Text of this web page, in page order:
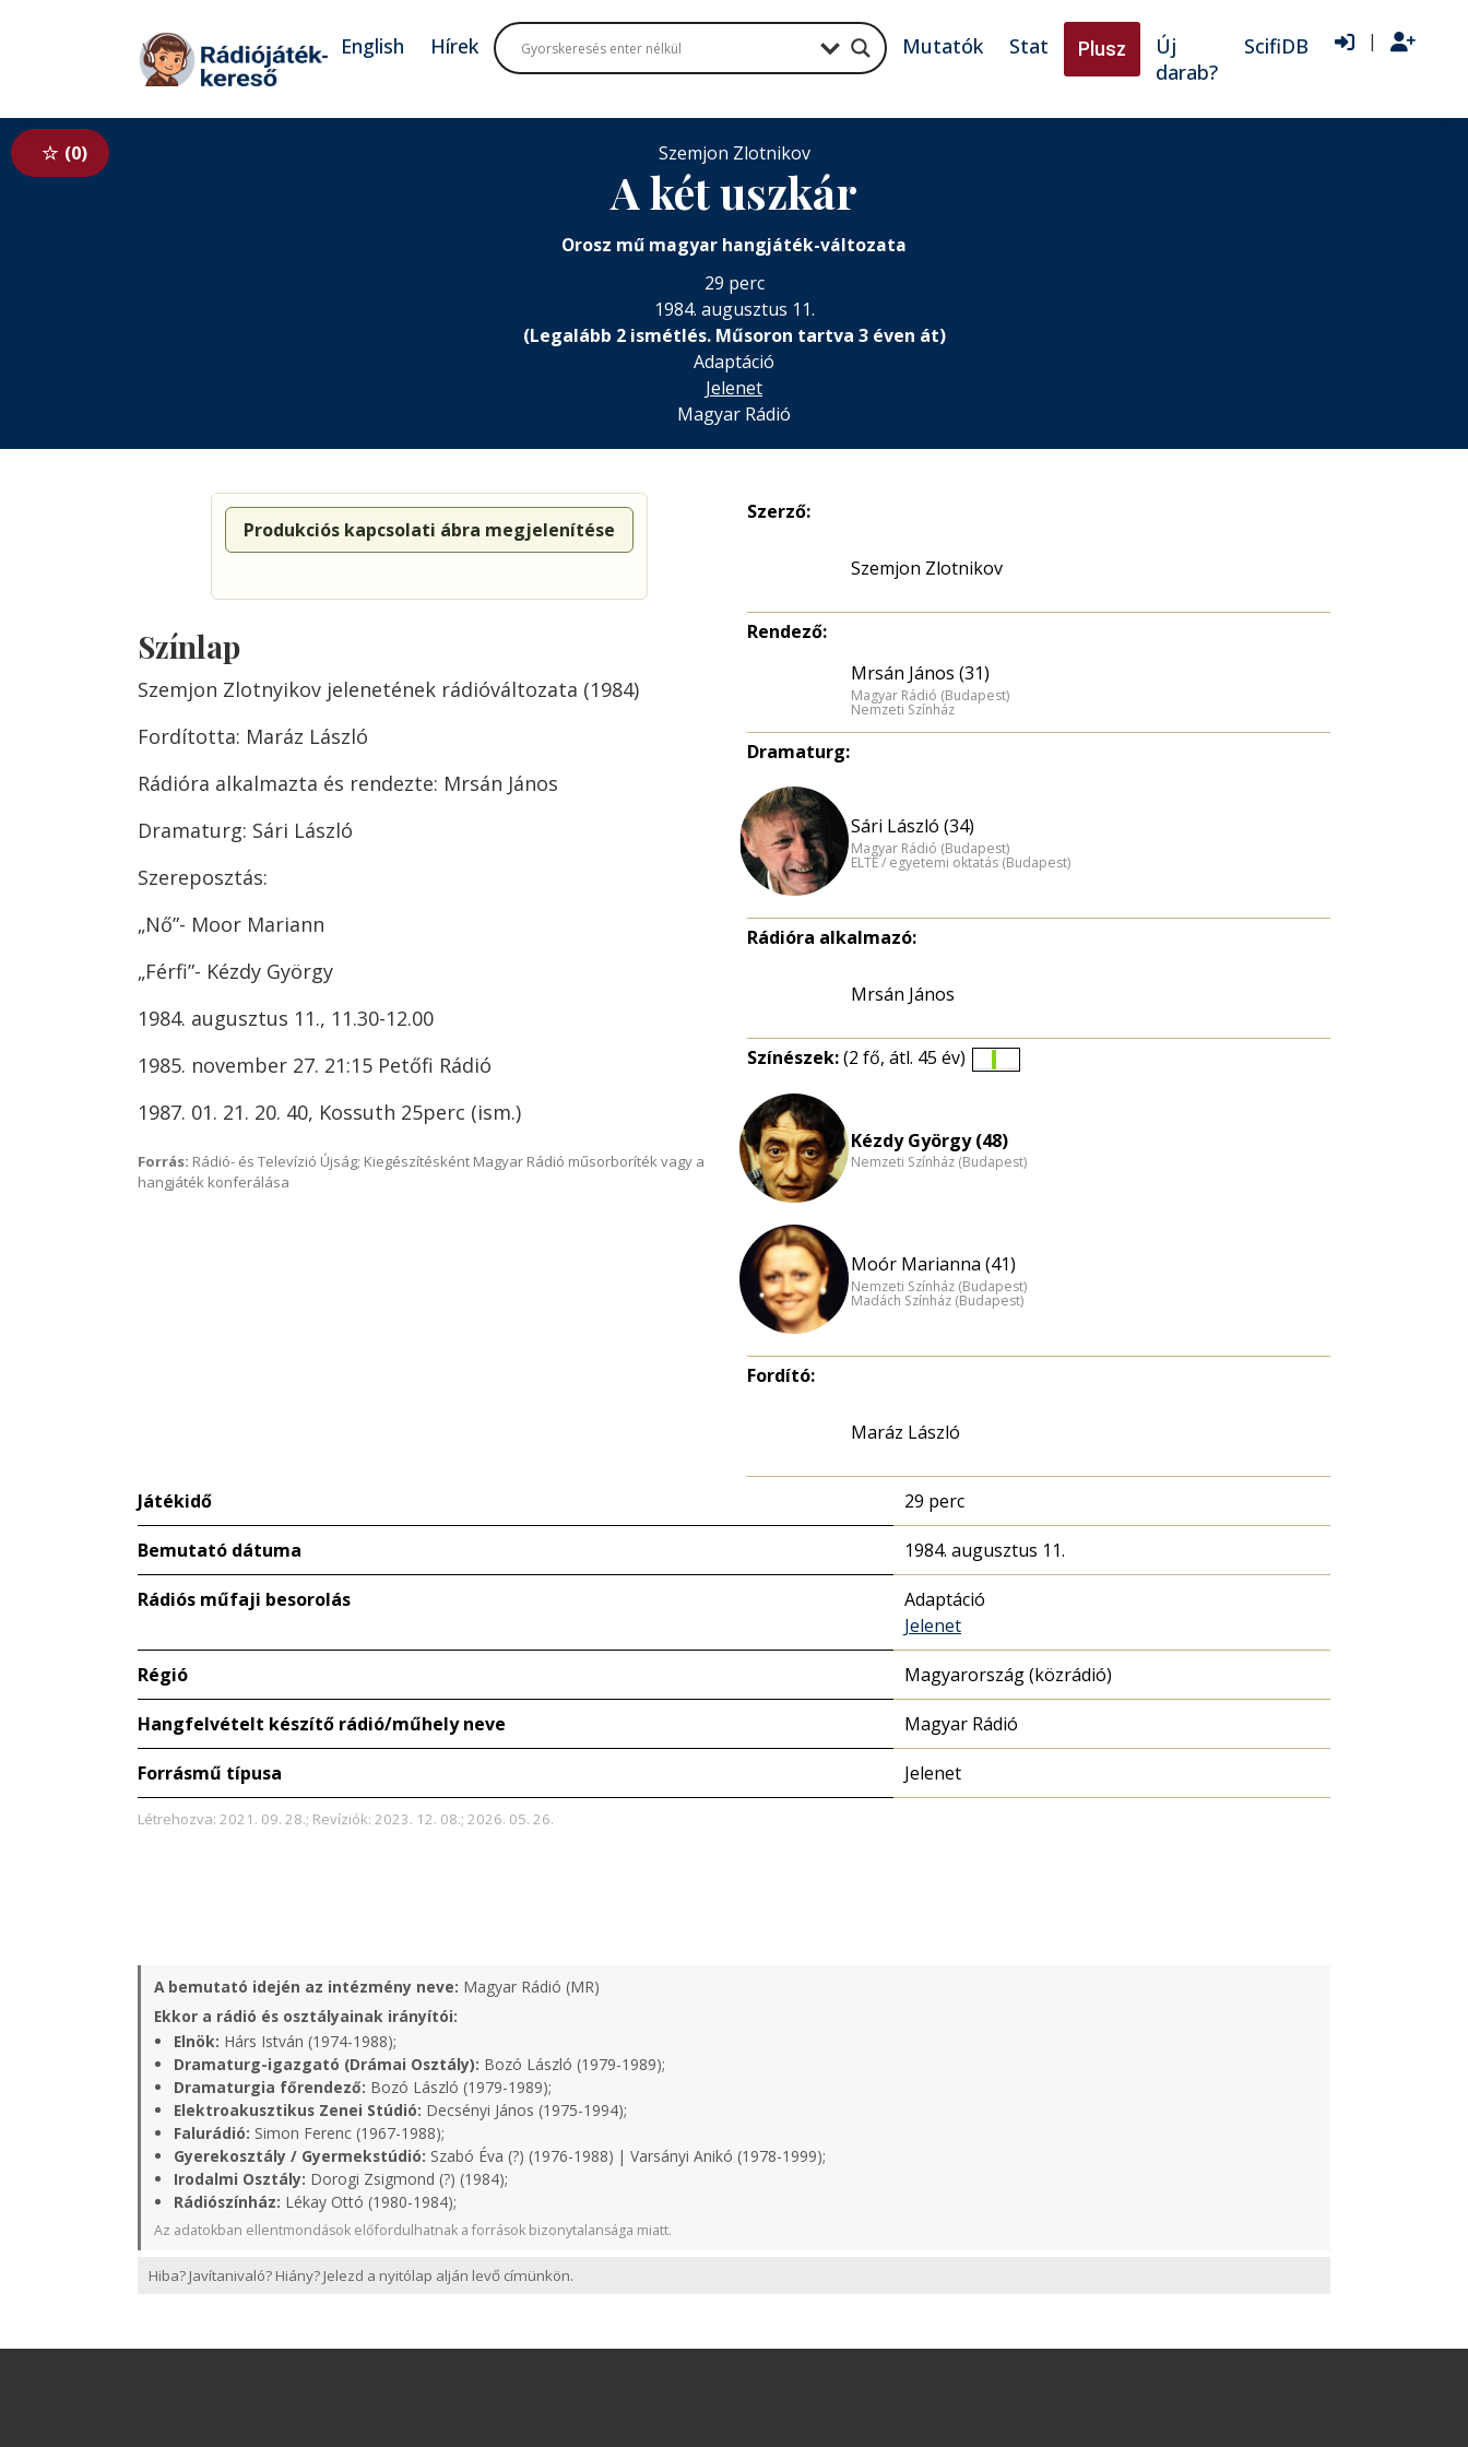
Tovább a tartalomhoz
English Hírek Mutatók Stat Plusz
Új
darab?
ScifiDB |
0 Szemjon Zlotnikov
A két uszkár
Orosz mű magyar hangjáték-változata
29 perc
1984. augusztus 11.
(Legalább 2 ismétlés. Műsoron tartva 3 éven át)
Adaptáció
Jelenet
Magyar Rádió
Produkciós kapcsolati ábra megjelenítése
Színlap
Szemjon Zlotnyikov jelenetének rádióváltozata (1984)
Fordította: Maráz László
Rádióra alkalmazta és rendezte: Mrsán János
Dramaturg: Sári László
Szereposztás:
„Nő”- Moor Mariann
„Férfi”- Kézdy György
1984. augusztus 11., 11.30-12.00
1985. november 27. 21:15 Petőfi Rádió
1987. 01. 21. 20. 40, Kossuth 25perc (ism.)
Forrás: Rádió- és Televízió Újság; Kiegészítésként Magyar Rádió műsorboríték vagy a
hangjáték konferálása
Szerző:
Szemjon Zlotnikov
Rendező:
Mrsán János (31)
Magyar Rádió (Budapest)
Nemzeti Színház
Dramaturg:
Sári László (34)
Magyar Rádió (Budapest)
ELTE / egyetemi oktatás (Budapest)
Rádióra alkalmazó:
Mrsán János
Színészek:(2 fő, átl. 45 év)
nagyítása
Kézdy György (48)
Nemzeti Színház (Budapest)
Moór Marianna (41)
Nemzeti Színház (Budapest)
Madách Színház (Budapest)
Fordító:
Maráz László
Játékidő 29 perc
Bemutató dátuma 1984. augusztus 11.
Rádiós műfaji besorolás
Adaptáció
Jelenet
Régió Magyarország (közrádió)
Hangfelvételt készítő rádió/műhely neve Magyar Rádió
Forrásmű típusa Jelenet
Létrehozva: 2021. 09. 28.; Revíziók: 2023. 12. 08.; 2026. 05. 26.
A bemutató idején az intézmény neve: Magyar Rádió (MR)
Ekkor a rádió és osztályainak irányítói:
Elnök: Hárs István (1974-1988);
Dramaturg-igazgató (Drámai Osztály): Bozó László (1979-1989);
Dramaturgia főrendező: Bozó László (1979-1989);
Elektroakusztikus Zenei Stúdió: Decsényi János (1975-1994);
Falurádió: Simon Ferenc (1967-1988);
Gyerekosztály / Gyermekstúdió: Szabó Éva (?) (1976-1988) | Varsányi Anikó (1978-1999);
Irodalmi Osztály: Dorogi Zsigmond (?) (1984);
Rádiószínház: Lékay Ottó (1980-1984);
Az adatokban ellentmondások előfordulhatnak a források bizonytalansága miatt.
Hiba? Javítanivaló? Hiány? Jelezd a nyitólap alján levő címünkön.